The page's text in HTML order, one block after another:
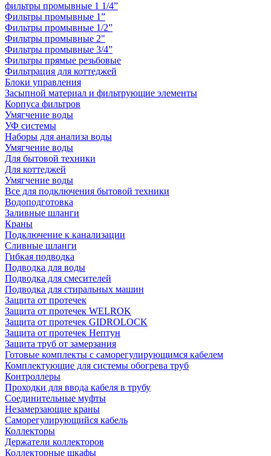
фильтры промывные 1 1/4”
Фильтры промывные 1”
Фильтры промывные 1/2”
Фильтры промывные 2"
Фильтры промывные 3/4”
Фильтры прямые резьбовые
Фильтрация для коттеджей
Блоки управления
Засыпной материал и фильтрующие элементы
Корпуса фильтров
Умягчение воды
УФ системы
Наборы для анализа воды
Умягчение воды
Для бытовой техники
Для коттеджей
Умягчение воды
Все для подключения бытовой техники
Водоподготовка
Заливные шланги
Краны
Подключение к канализации
Сливные шланги
Гибкая подводка
Подводка для воды
Подводка для смесителей
Подводка для стиральных машин
Защита от протечек
Защита от протечек WELROK
Защита от протечек GIDROLOCK
Защита от протечек Нептун
Защита труб от замерзания
Готовые комплекты с саморегулирующимся кабелем
Комплектующие для системы обогрева труб
Контроллеры
Проходки для ввода кабеля в трубу
Соединительные муфты
Незамерзающие краны
Саморегулирующийся кабель
Коллекторы
Держатели коллекторов
Коллекторные шкафы